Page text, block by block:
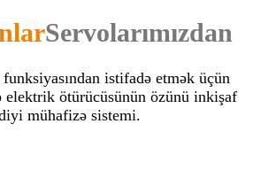
Servolarımızdan
funksiyasından istifadə etmək üçün
ötürücüsünün özünü inkişaf
mühafizə sistemi.